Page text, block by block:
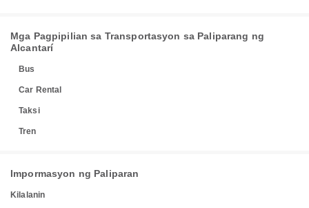
Mga Pagpipilian sa Transportasyon sa Paliparang ng
Alcantarí
Bus
Car Rental
Taksi
Tren
Impormasyon ng Paliparan
Kilalanin